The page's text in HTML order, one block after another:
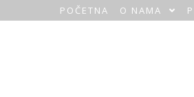
POČETNA O NAMA